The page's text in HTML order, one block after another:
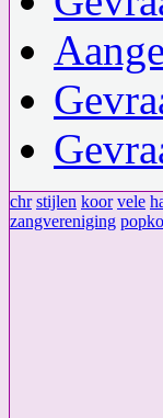
chr stijlen koor vele
zangvereniging